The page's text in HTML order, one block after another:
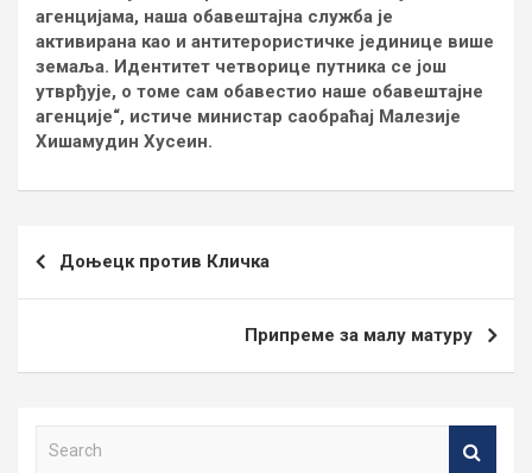
агенцијама, наша обавештајна служба је
активирана као и антитерористичке јединице више
земаља. Идентитет четворице путника се још
утврђује, о томе сам обавестио наше обавештајне
агенције“, истиче министар саобраћај Малезије
Хишамудин Хусеин.
чланка
Доњецк против Кличка
Припреме за малу матуру